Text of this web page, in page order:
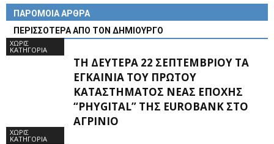
ΠΑΡΟΜΟΙΑ ΑΡΘΡΑ
ΠΕΡΙΣΣΟΤΕΡΑ ΑΠΟ ΤΟΝ ΔΗΜΙΟΥΡΓΟ
ΧΩΡΊΣ
ΚΑΤΗΓΟΡΊΑ
ΤΗ ΔΕΥΤΈΡΑ 22 ΣΕΠΤΕΜΒΡΊΟΥ ΤΑ
ΕΓΚΑΊΝΙΑ ΤΟΥ ΠΡΏΤΟΥ
ΚΑΤΑΣΤΉΜΑΤΟΣ ΝΈΑΣ ΕΠΟΧΉΣ
“PHYGITAL” ΤΗΣ EUROBANK ΣΤΟ
ΑΓΡΊΝΙΟ
ΧΩΡΊΣ
ΚΑΤΗΓΟΡΊΑ